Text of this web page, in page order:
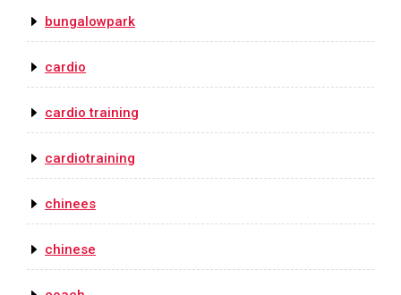
bungalowpark
cardio
cardio training
cardiotraining
chinees
chinese